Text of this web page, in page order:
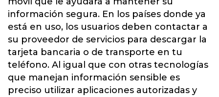
información segura. En los países donde ya
está en uso, los usuarios deben contactar a
su proveedor de servicios para descargar la
tarjeta bancaria o de transporte en tu
teléfono. Al igual que con otras tecnologías
que manejan información sensible es
preciso utilizar aplicaciones autorizadas y